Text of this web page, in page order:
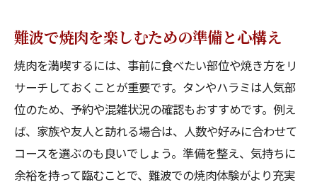
難波の焼肉店で味わう絶品タンとハラミ
タンとハラミの違いを知って難波で満喫
難波で焼肉を食べるならタンとハラミで決
定
コスパ重視で焼肉を満喫したい方へ
難波で焼肉をお得に楽しむコスパ術
コスパ重視で選ぶ難波の焼肉店ポイント
難波で焼肉を楽しむための準備と心構え
焼肉を満喫するには、事前に食べたい部位や焼き方をリ
サーチしておくことが重要です。タンやハラミは人気部
位のため、予約や混雑状況の確認もおすすめです。例え
ば、家族や友人と訪れる場合は、人数や好みに合わせて
コースを選ぶのも良いでしょう。準備を整え、気持ちに
余裕を持って臨むことで、難波での焼肉体験がより充実